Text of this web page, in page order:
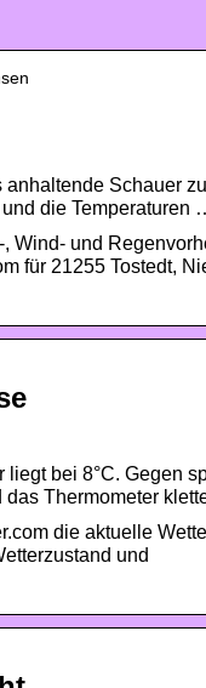
Schauer
und die Temperaturen
Wind- und
für 21255 Tostedt,
liegt bei 8°C. Gegen
das Thermometer
die aktuelle
und